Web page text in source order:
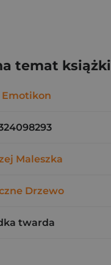
temat książki
Emotikon
Maleszka
Drzewo
twarda